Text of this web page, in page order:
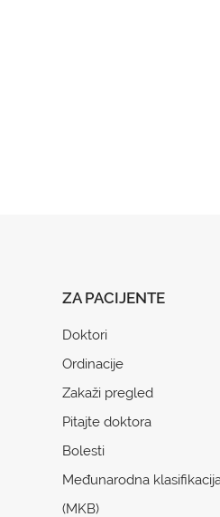
ZA PACIJENTE
Doktori
Ordinacije
Zakaži pregled
Pitajte doktora
Bolesti
Međunarodna
(MKB)